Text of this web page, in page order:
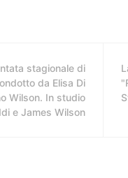
stagionale di
da Elisa Di
Wilson. In studio
e James Wilson